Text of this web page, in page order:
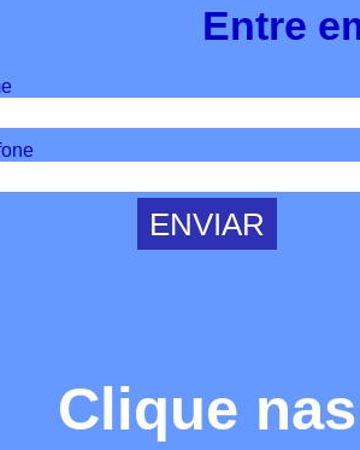
Entre
Clique